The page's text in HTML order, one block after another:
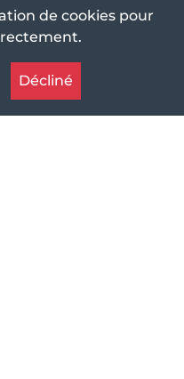
de cookies pour
Décliné